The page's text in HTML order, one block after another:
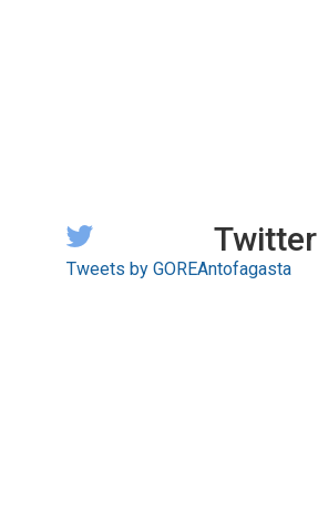
Twitter
Tweets by GOREAntofagasta